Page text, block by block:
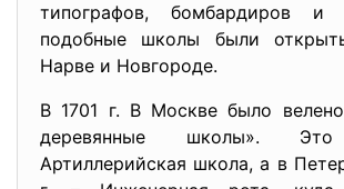
типографов, бомбардиров и
подобные школы были
Нарве и Новгороде.
В 1701 г. В Москве было
деревянные школы».
Артиллерийская школа, а в